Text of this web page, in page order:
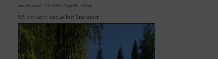
aktuell vom 01.06.2026 / Zugriffe: 18914
56 km vom aktuellen Standort